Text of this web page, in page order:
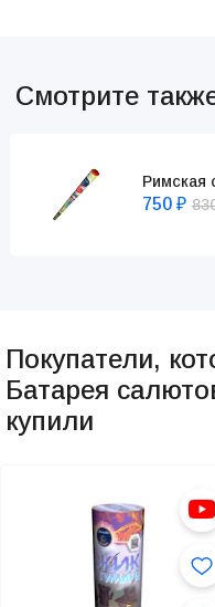
Смотрите
Римская
750 ₽
Покупатели,
Батарея
купили